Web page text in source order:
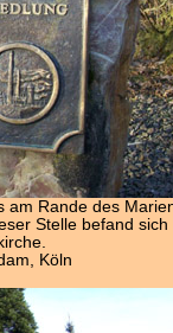
am Rande des
Stelle befand sich
Köln